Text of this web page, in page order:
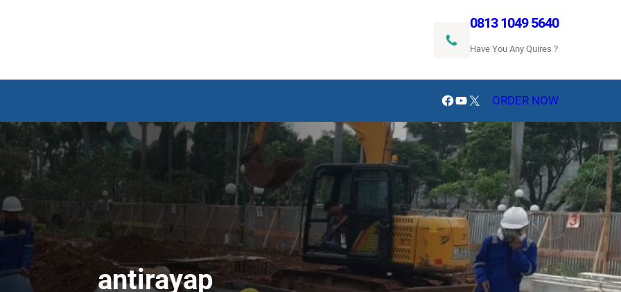
0813 1049 5640
Have You Any Quires ?
Facebook
YouTube
X ORDER NOW
antirayap